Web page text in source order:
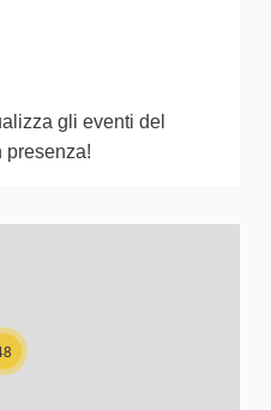
gli eventi del
presenza!
mappa che presenta gli